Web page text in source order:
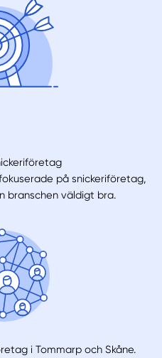
på snickeriföretag,
branschen väldigt bra.
i Tommarp och Skåne.